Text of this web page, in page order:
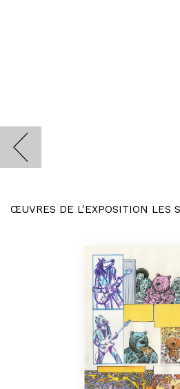
ŒUVRES DE L'EXPOSITION LES